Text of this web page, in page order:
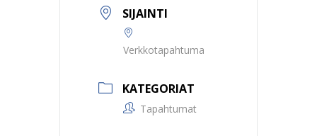
SIJAINTI
Verkkotapahtuma
KATEGORIAT
Tapahtumat